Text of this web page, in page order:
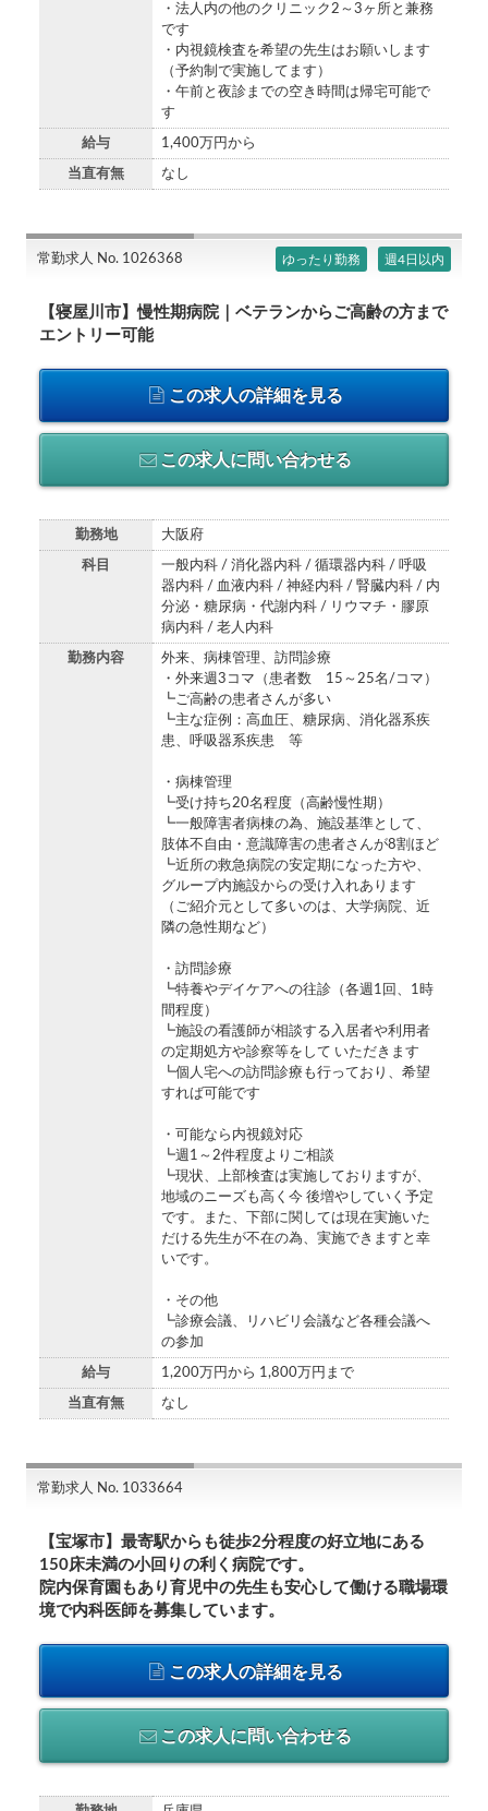
・法人内の他のクリニック2～3ヶ所と兼務
です
・内視鏡検査を希望の先生はお願いします
（予約制で実施してます）
・午前と夜診までの空き時間は帰宅可能で
す
給与 1,400万円から
当直有無 なし
常勤求人 No. 1026368 ゆったり勤務 週4日以内
【寝屋川市】慢性期病院｜ベテランからご高齢の方まで
エントリー可能
この求人の詳細を見る
この求人に問い合わせる
勤務地 大阪府
科目
一般内科 / 消化器内科 / 循環器内科 / 呼吸
器内科 / 血液内科 / 神経内科 / 腎臓内科 / 内
分泌・糖尿病・代謝内科 / リウマチ・膠原
病内科 / 老人内科
勤務内容
外来、病棟管理、訪問診療
・外来週3コマ（患者数 15～25名/コマ）
┗ご高齢の患者さんが多い
┗主な症例：高血圧、糖尿病、消化器系疾
患、呼吸器系疾患 等
・病棟管理
┗受け持ち20名程度（高齢慢性期）
┗一般障害者病棟の為、施設基準として、
肢体不自由・意識障害の患者さんが8割ほど
┗近所の救急病院の安定期になった方や、
グループ内施設からの受け入れあります
（ご紹介元として多いのは、大学病院、近
隣の急性期など）
・訪問診療
┗特養やデイケアへの往診（各週1回、1時
間程度）
┗施設の看護師が相談する入居者や利用者
の定期処方や診察等をして いただきます
┗個人宅への訪問診療も行っており、希望
すれば可能です
・可能なら内視鏡対応
┗週1～2件程度よりご相談
┗現状、上部検査は実施しておりますが、
地域のニーズも高く今 後増やしていく予定
です。また、下部に関しては現在実施いた
だける先生が不在の為、実施できますと幸
いです。
・その他
┗診療会議、リハビリ会議など各種会議へ
の参加
給与 1,200万円から 1,800万円まで
当直有無 なし
常勤求人 No. 1033664
【宝塚市】最寄駅からも徒歩2分程度の好立地にある
150床未満の小回りの利く病院です。
院内保育園もあり育児中の先生も安心して働ける職場環
境で内科医師を募集しています。
この求人の詳細を見る
この求人に問い合わせる